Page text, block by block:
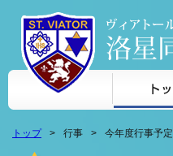
本文へジャンプ
トップ 行事 今年度行事予定